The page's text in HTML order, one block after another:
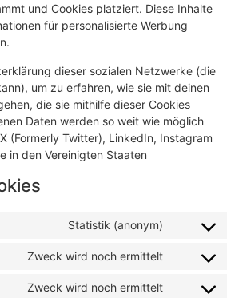
und Cookies platziert. Diese Inhalte
für personalisierte Werbung
dieser sozialen Netzwerke (die
um zu erfahren, wie sie mit deinen
die sie mithilfe dieser Cookies
Daten werden so weit wie möglich
(Formerly Twitter), LinkedIn, Instagram
in den Vereinigten Staaten
Statistik (anonym)
Zweck wird noch ermittelt
Zweck wird noch ermittelt